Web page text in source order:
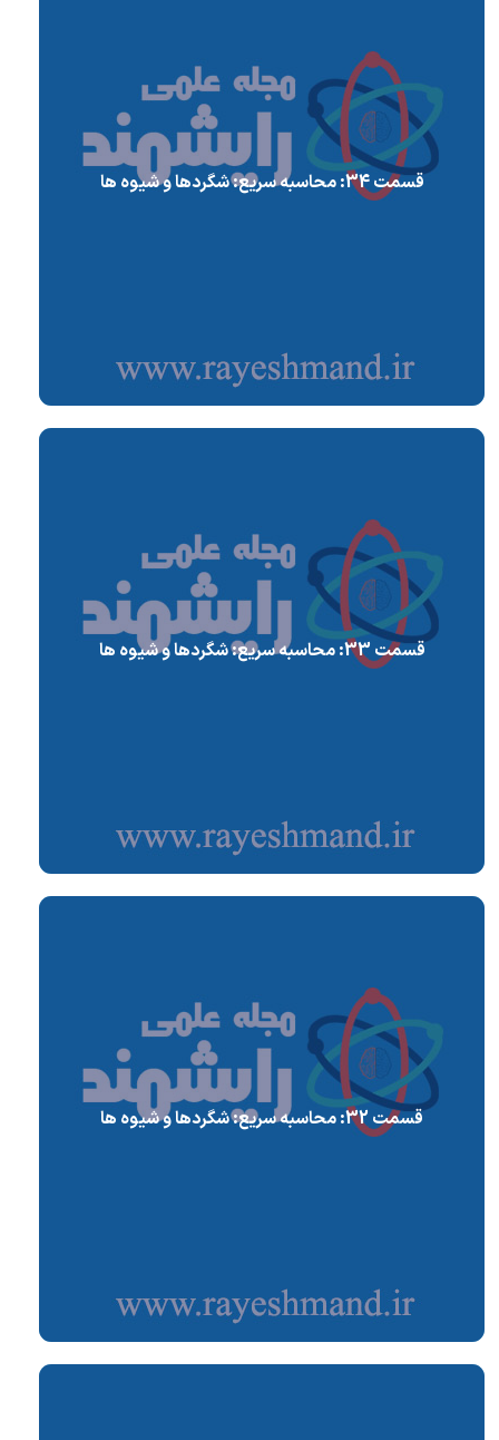
قسمت 34: محاسبه سریع: شگردها و شیوه ها
قسمت 33: محاسبه سریع: شگردها و شیوه ها
قسمت 32: محاسبه سریع: شگردها و شیوه ها